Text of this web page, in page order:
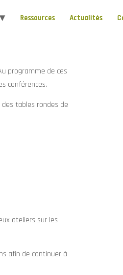
Ressources Actualités
programme de ces
conférences.
tables rondes de
ateliers sur les
afin de continuer à